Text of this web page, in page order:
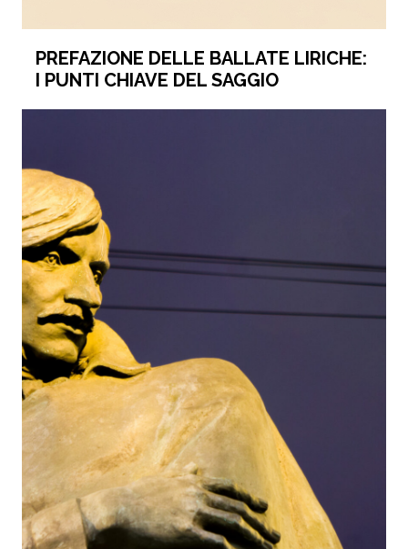
PREFAZIONE DELLE BALLATE LIRICHE:
I PUNTI CHIAVE DEL SAGGIO